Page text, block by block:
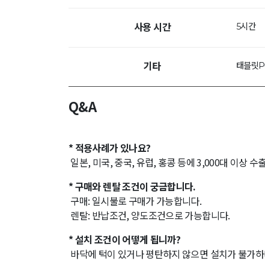
사용 시간 5시간
기타 태블릿
Q&A
* 적용사례가 있나요?
일본, 미국, 중국, 유럽, 홍콩 등에 3,000대 이상 수
* 구매와 렌탈 조건이 궁금합니다.
구매: 일시불로 구매가 가능합니다.
렌탈: 반납조건, 양도조건으로 가능합니다.
* 설치 조건이 어떻게 됩니까?
바닥에 턱이 있거나 평탄하지 않으면 설치가 불가